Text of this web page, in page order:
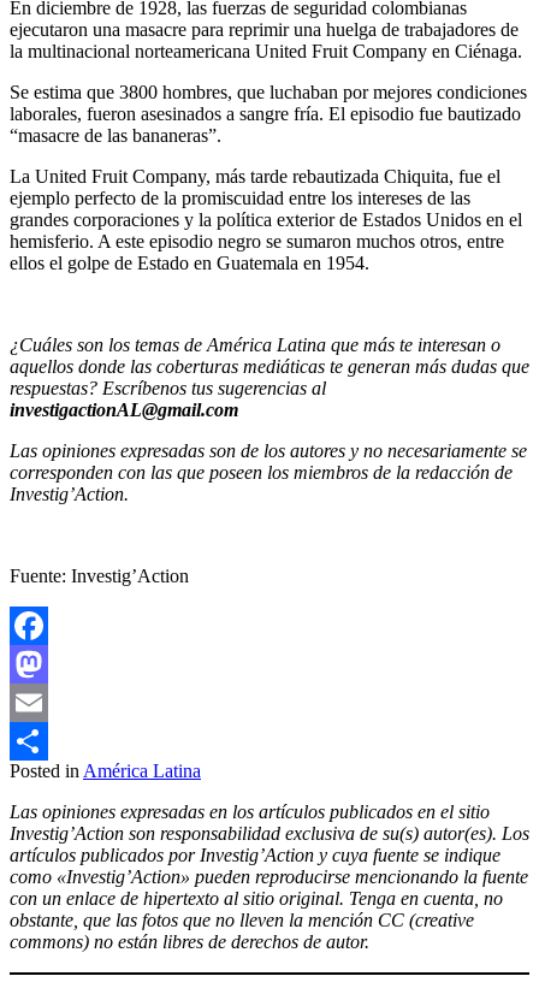
En diciembre de 1928, las fuerzas de seguridad colombianas
ejecutaron una masacre para reprimir una huelga de trabajadores de
la multinacional norteamericana United Fruit Company en Ciénaga.
Se estima que 3800 hombres, que luchaban por mejores condiciones
laborales, fueron asesinados a sangre fría. El episodio fue bautizado
“masacre de las bananeras”.
La United Fruit Company, más tarde rebautizada Chiquita, fue el
ejemplo perfecto de la promiscuidad entre los intereses de las
grandes corporaciones y la política exterior de Estados Unidos en el
hemisferio. A este episodio negro se sumaron muchos otros, entre
ellos el golpe de Estado en Guatemala en 1954.
¿Cuáles son los temas de América Latina que más te interesan o
aquellos donde las coberturas mediáticas te generan más dudas que
respuestas? Escríbenos tus sugerencias al
investigactionAL@gmail.com
Las opiniones expresadas son de los autores y no necesariamente se
corresponden con las que poseen los miembros de la redacción de
Investig’Action.
Fuente: Investig’Action
Facebook
Mastodon
Email
Compartir
Posted in América Latina
Las opiniones expresadas en los artículos publicados en el sitio
Investig’Action son responsabilidad exclusiva de su(s) autor(es). Los
artículos publicados por Investig’Action y cuya fuente se indique
como «Investig’Action» pueden reproducirse mencionando la fuente
con un enlace de hipertexto al sitio original. Tenga en cuenta, no
obstante, que las fotos que no lleven la mención CC (creative
commons) no están libres de derechos de autor.